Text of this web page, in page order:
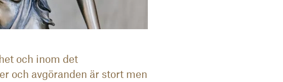
och inom det
och avgöranden är stort men